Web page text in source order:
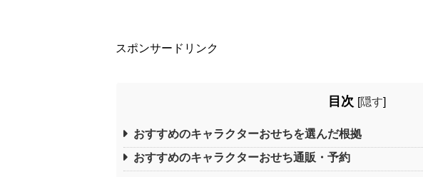
スポンサードリンク
目次 [隠す]
おすすめのキャラクターおせちを選んだ根拠
おすすめのキャラクターおせち通販・予約